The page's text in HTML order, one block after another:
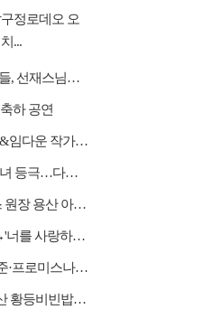
정로데오 오
...
'어서와 한국은' 이탈리아 셰프들, 선재스님→라연 차도...
하 공연
'유퀴즈' 이은결·임봉근 할머니&임다운 작가·이승철, '...
[종합] '합숙맞선2' 최정윤 인기녀 등극…다음주 마지막...
'구해줘! 홈즈' 이모란 필라테스 원장 용산 아파트 방...
'전설의 사내' 장한별, '하늘아'→'너를 사랑하고도' 명...
'꼬꼬무' 단종과 엄흥도…장항준·프로미스나인 이채영·...
'한국기행' 대구 평양냉면·익산 황등비빈밥, 백년 식당...